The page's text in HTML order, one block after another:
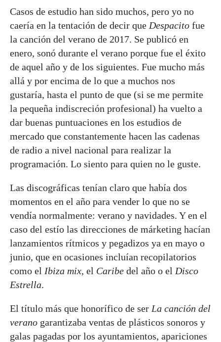
Casos de estudio han sido muchos, pero yo no
caería en la tentación de decir que Despacito fue
la canción del verano de 2017. Se publicó en
enero, sonó durante el verano porque fue el éxito
de aquel año y de los siguientes. Fue mucho más
allá y por encima de lo que a muchos nos
gustaría, hasta el punto de que (si se me permite
la pequeña indiscreción profesional) ha vuelto a
dar buenas puntuaciones en los estudios de
mercado que constantemente hacen las cadenas
de radio a nivel nacional para realizar la
programación. Lo siento para quien no le guste.
Las discográficas tenían claro que había dos
momentos en el año para vender lo que no se
vendía normalmente: verano y navidades. Y en el
caso del estío las direcciones de márketing hacían
lanzamientos rítmicos y pegadizos ya en mayo o
junio, que en ocasiones incluían recopilatorios
como el Ibiza mix, el Caribe del año o el Disco
Estrella.
El título más que honorífico de ser La canción del
verano garantizaba ventas de plásticos sonoros y
galas pagadas por los ayuntamientos, apariciones